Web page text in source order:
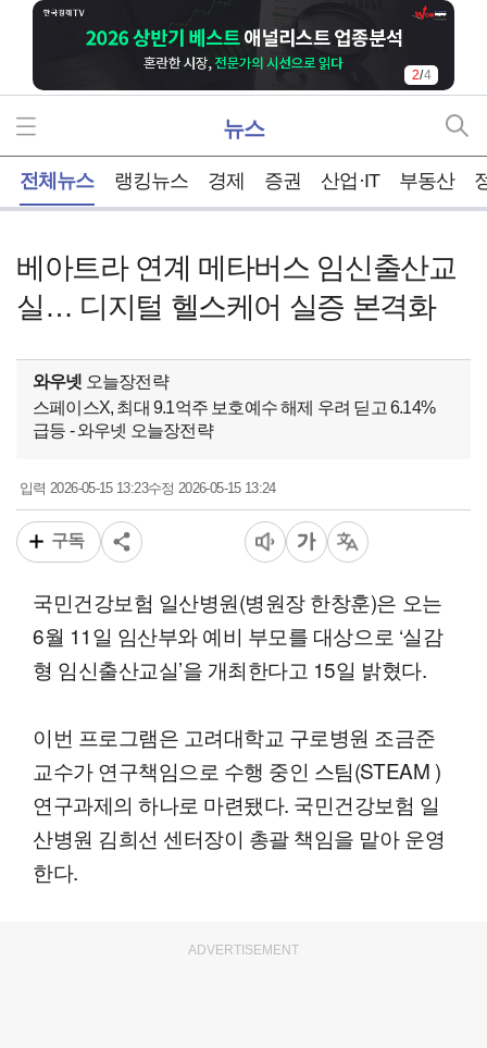
2/4
뉴스
전체뉴스 랭킹뉴스 경제 증권 산업·IT 부동산
베아트라 연계 메타버스 임신출산교
실… 디지털 헬스케어 실증 본격화
와우넷 오늘장전략
스페이스X, 최대 9.1억주 보호예수 해제 우려 딛고 6.14%
급등 - 와우넷 오늘장전략
입력 2026-05-15 13:23수정 2026-05-15 13:24
구독
국민건강보험 일산병원(병원장 한창훈)은 오는
6월 11일 임산부와 예비 부모를 대상으로 ‘실감
형 임신출산교실’을 개최한다고 15일 밝혔다.
이번 프로그램은 고려대학교 구로병원 조금준
교수가 연구책임으로 수행 중인 스팀(STEAM )
연구과제의 하나로 마련됐다. 국민건강보험 일
산병원 김희선 센터장이 총괄 책임을 맡아 운영
한다.
ADVERTISEMENT